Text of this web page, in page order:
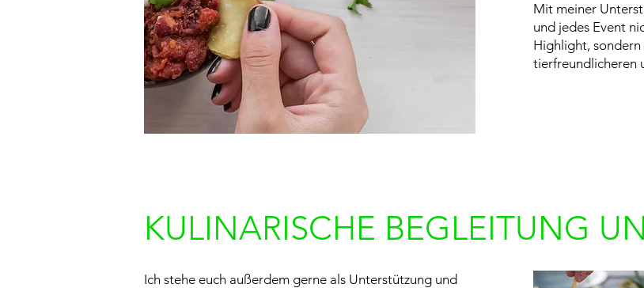
Mit meiner
und jedes Event
Highlight, sondern
tierfreundlicheren
KULINARISCHE BEGLEITUNG
Ich stehe euch außerdem gerne als Unterstützung und